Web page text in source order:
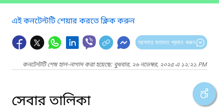
এই কনটেন্টটি শেয়ার করতে ক্লিক করুন
আপনার মতামত প্রদান করুন
কনটেন্টটি শেষ হাল-নাগাদ করা হয়েছে: বুধবার, ২৬ নভেম্বর, ২০২৫ এ ১২:২১ PM
সেবার তালিকা